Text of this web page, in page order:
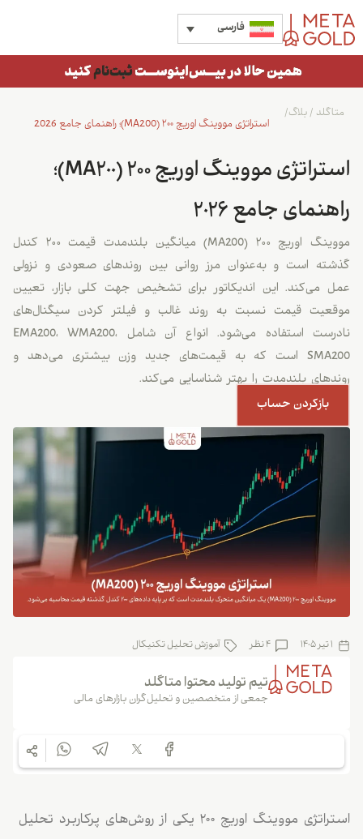
فارسی
استراتژی مووینگ اوریج ۲۰۰ (MA200)؛ راهنمای جامع 2026
متاگلد /بلاگ/
استراتژی مووینگ اوریج ۲۰۰ (MA200)؛
راهنمای جامع 2026
مووینگ اوریج ۲۰۰ (MA200) میانگین بلندمدت قیمت ۲۰۰ کندل
گذشته است و به‌عنوان مرز روانی بین روندهای صعودی و نزولی
عمل می‌کند. این اندیکاتور برای تشخیص جهت کلی بازار، تعیین
موقعیت قیمت نسبت به روند غالب و فیلتر کردن سیگنال‌های
نادرست استفاده می‌شود. انواع آن شامل EMA200، WMA200،
SMA200 است که به قیمت‌های جدید وزن بیشتری می‌دهد و
روندهای بلندمدت را بهتر شناسایی می‌کند.
بازکردن حساب
1 تیر 1405 4 نظر آموزش تحلیل تکنیکال
تیم تولید محتوا متاگلد
جمعی از متخصصین و تحلیل‌گران بازارهای مالی
استراتژی مووینگ اوریج ۲۰۰ یکی از روش‌های پرکاربرد تحلیل